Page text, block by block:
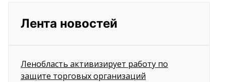
Лента новостей
Ленобласть активизирует работу по
защите торговых организаций